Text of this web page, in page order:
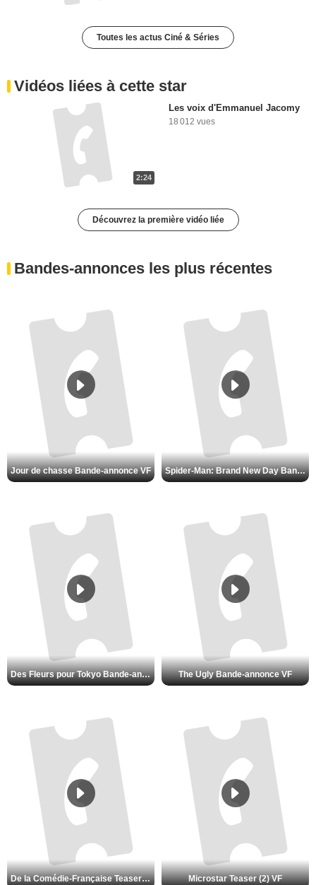
Toutes les actus Ciné & Séries
Vidéos liées à cette star
2:24
Les voix d'Emmanuel Jacomy
18 012 vues
Découvrez la première vidéo liée
Bandes-annonces les plus récentes
Jour de chasse Bande-annonce VF Spider-Man: Brand New Day Bande-annonce (3) VO STFR
Des Fleurs pour Tokyo Bande-annonce VO STFR The Ugly Bande-annonce VF
De la Comédie-Française Teaser (3) VF Microstar Teaser (2) VF